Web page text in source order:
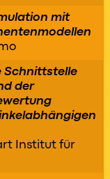
mit
Schnittstelle
der
Institut für